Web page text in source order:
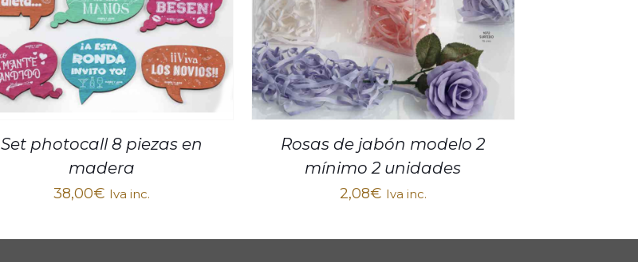
Set photocall 8 piezas en
madera
38,00€ Iva inc.
Rosas de jabón modelo 2
mínimo 2 unidades
2,08€ Iva inc.